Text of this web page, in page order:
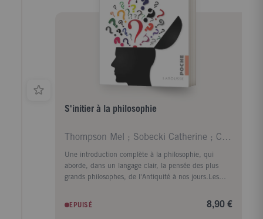
aujourd'hui encore notre horizon. Partant des
interrogations de Voltaire sur le commerce colonial et
l'esclavage pour arriver aux dernières réflexions de
Michel Foucault, en passant par la critique post-
coloniale et les dilemmes du philosophe face au
public, L'Héritage des Lumières propose ainsi le
tableau profondément renouvelé d'un mouvement
qu'il nous faut redécouvrir car il ne cesse de nous
S'initier à la philosophie
Thompson Mel ; Sobecki Catherine ; Cabo Divina
Une introduction complète à la philosophie, qui
aborde, dans un langage clair, la pensée des plus
grands philosophes, de l'Antiquité à nos jours.Les
connaissance, les sciences, le langage, la logique, la
religion, la morale, la politique...Pour chaque grand
EPUISÉ 8,90 €